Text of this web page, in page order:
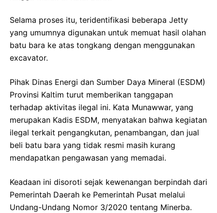
Selama proses itu, teridentifikasi beberapa Jetty
yang umumnya digunakan untuk memuat hasil olahan
batu bara ke atas tongkang dengan menggunakan
excavator.
Pihak Dinas Energi dan Sumber Daya Mineral (ESDM)
Provinsi Kaltim turut memberikan tanggapan
terhadap aktivitas ilegal ini. Kata Munawwar, yang
merupakan Kadis ESDM, menyatakan bahwa kegiatan
ilegal terkait pengangkutan, penambangan, dan jual
beli batu bara yang tidak resmi masih kurang
mendapatkan pengawasan yang memadai.
Keadaan ini disoroti sejak kewenangan berpindah dari
Pemerintah Daerah ke Pemerintah Pusat melalui
Undang-Undang Nomor 3/2020 tentang Minerba.